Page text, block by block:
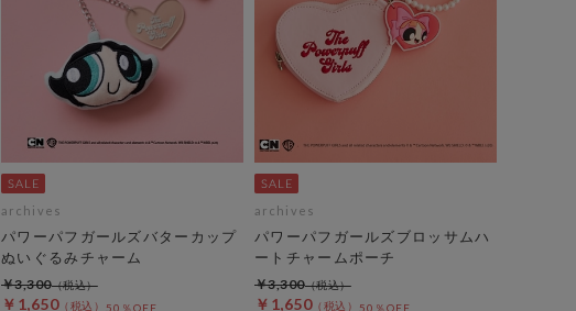
archives
パワーパフガールズバターカップ
ぬいぐるみチャーム
￥1,650 50％OFF
￥3,300
archives
パワーパフガールズブロッサムハ
ートチャームポーチ
￥1,650 50％OFF
￥3,300